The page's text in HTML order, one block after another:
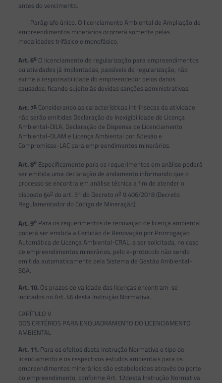
antes do vencimento.
Parágrafo único. O licenciamento Ambiental de Ampliação de
empreendimentos minerários ocorrerá somente pelas
modalidades trifásico e monofásico.
Art. 6o O licenciamento de regularização para empreendimentos
ou atividades já implantadas, passíveis de regularização, não
exime a responsabilidade do empreendedor pelos danos
causados, ficando sujeito às devidas sanções administrativas.
Art. 7o Considerando as características intrínsecas da atividade
não serão emitidas Declaração de Inexigibilidade de Licença
Ambiental-DILA, Declaração de Dispensa de Licenciamento
Ambiental-DLAM e Licença Ambiental por Adesão e
Compromisso-LAC para empreendimentos minerários.
Art. 8o Especificamente para os requerimentos em análise poderá
ser emitida uma declaração de andamento informando que o
processo se encontra em análise técnica a fim de atender o
disposto §4odo art. 31 do Decreto no9.406/2018 (Decreto
Regulamentador do Código de Mineração).
Art. 9o Para os requerimentos de renovação de licença ambiental
poderá ser emitida a Certidão de Renovação por Prorrogação
Automática de Licença Ambiental-CRAL, a ser solicitada, no caso
de empreendimentos minerários, pelo e-protocolo não sendo
emitida automaticamente pela Sistema de Gestão Ambiental-
SGA.
Art. 10.Os prazos de validade das licenças encontram-se
indicados no Art. 46 desta Instrução Normativa.
CAPÍTULO V
DOS CRITÉRIOS PARA ENQUADRAMENTO DO LICENCIAMENTO
AMBIENTAL
Art. 11.Para os efeitos desta Instrução Normativa o tipo de
licenciamento e os respectivos estudos ambientais para os
empreendimentos minerários são estabelecidos através do porte
do empreendimento, conforme Art. 12desta Instrução Normativa.